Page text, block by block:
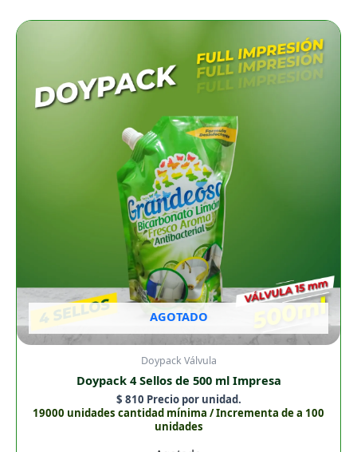
AGOTADO
Doypack Válvula
Doypack 4 Sellos de 500 ml Impresa
$ 810 Precio por unidad.
19000 unidades cantidad mínima / Incrementa de a 100
unidades